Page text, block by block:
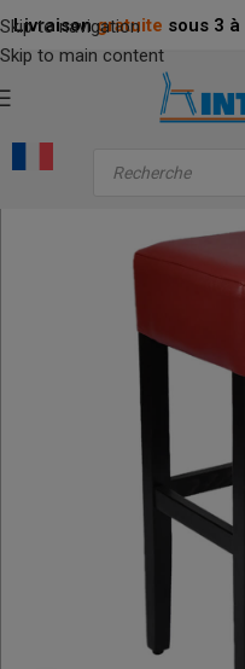
Skip to navigation
Skip to main content
Livraison gratuite sous 3